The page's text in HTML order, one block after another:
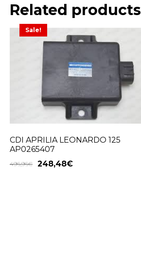
Related products
Sale!
CDI APRILIA LEONARDO 125
AP0265407
496,96€ 248,48€